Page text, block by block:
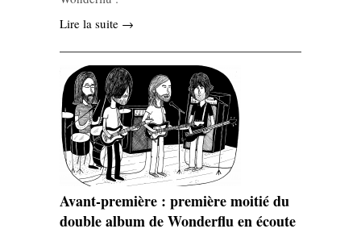
Lire la suite →
Avant-première : première moitié du
double album de Wonderflu en écoute